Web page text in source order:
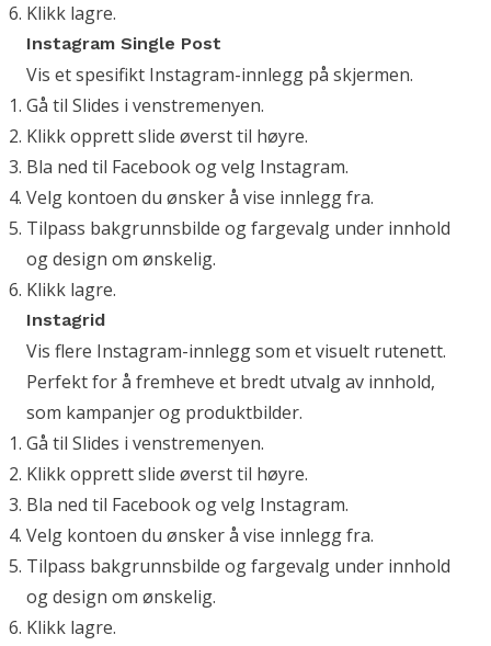
Klikk lagre.
Instagram Single Post
Vis et spesifikt Instagram-innlegg på skjermen.
Gå til Slides i venstremenyen.
Klikk opprett slide øverst til høyre.
Bla ned til Facebook og velg Instagram.
Velg kontoen du ønsker å vise innlegg fra.
Tilpass bakgrunnsbilde og fargevalg under innhold
og design om ønskelig.
Klikk lagre.
Instagrid
Vis flere Instagram-innlegg som et visuelt rutenett.
Perfekt for å fremheve et bredt utvalg av innhold,
som kampanjer og produktbilder.
Gå til Slides i venstremenyen.
Klikk opprett slide øverst til høyre.
Bla ned til Facebook og velg Instagram.
Velg kontoen du ønsker å vise innlegg fra.
Tilpass bakgrunnsbilde og fargevalg under innhold
og design om ønskelig.
Klikk lagre.